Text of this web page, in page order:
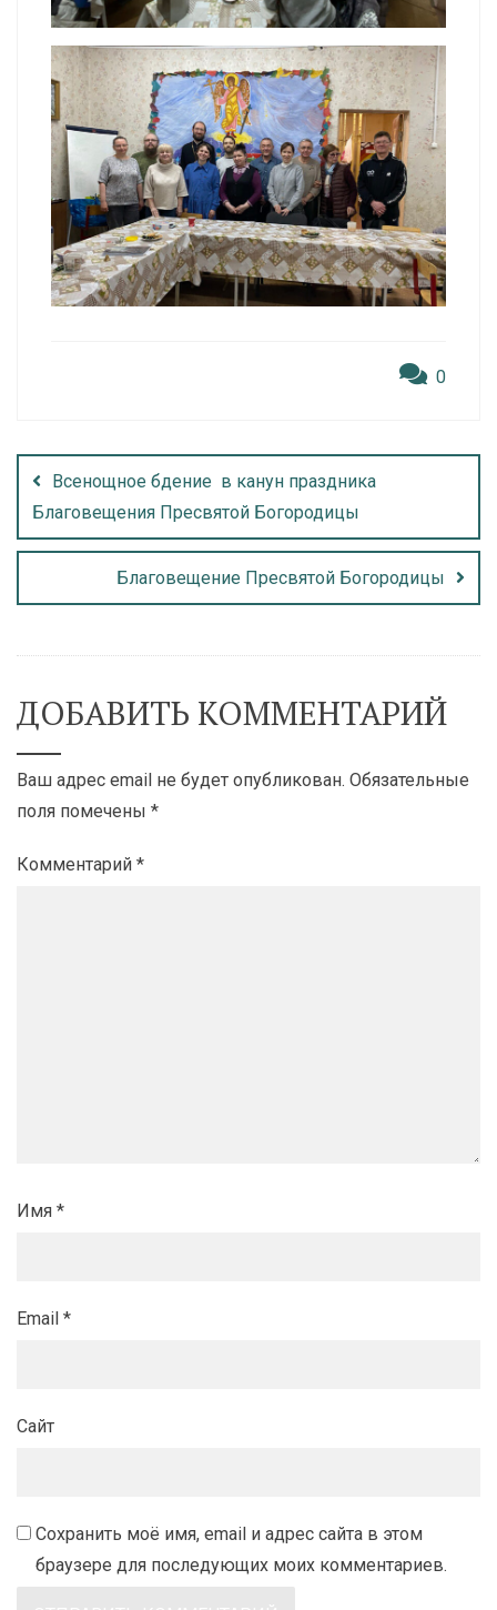
0
Всенощное бдение в канун праздника
Благовещения Пресвятой Богородицы
Благовещение Пресвятой Богородицы
ДОБАВИТЬ КОММЕНТАРИЙ
Ваш адрес email не будет опубликован. Обязательные
поля помечены *
Комментарий *
Имя *
Email *
Сайт
Сохранить моё имя, email и адрес сайта в этом
браузере для последующих моих комментариев.